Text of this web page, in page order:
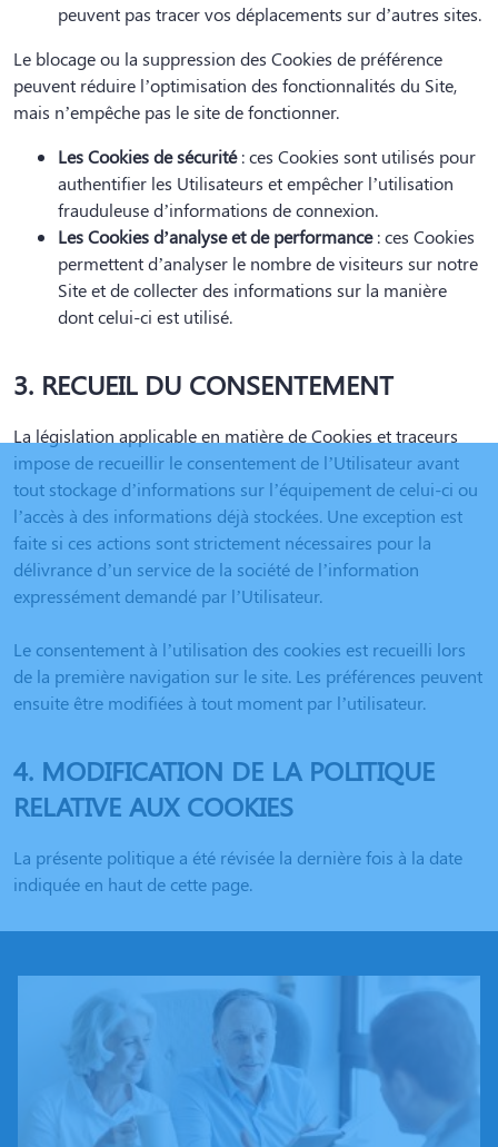
peuvent pas tracer vos déplacements sur d’autres sites.
Le blocage ou la suppression des Cookies de préférence
peuvent réduire l’optimisation des fonctionnalités du Site,
mais n’empêche pas le site de fonctionner.
Les Cookies de sécurité: ces Cookies sont utilisés pour
authentifier les Utilisateurs et empêcher l’utilisation
frauduleuse d’informations de connexion.
Les Cookies d’analyse et de performance: ces Cookies
permettent d’analyser le nombre de visiteurs sur notre
Site et de collecter des informations sur la manière
dont celui-ci est utilisé.
3. RECUEIL DU CONSENTEMENT
La législation applicable en matière de Cookies et traceurs
impose de recueillir le consentement de l’Utilisateur avant
tout stockage d’informations sur l’équipement de celui-ci ou
l’accès à des informations déjà stockées. Une exception est
faite si ces actions sont strictement nécessaires pour la
délivrance d’un service de la société de l’information
expressément demandé par l’Utilisateur.
Le consentement à l’utilisation des cookies est recueilli lors
de la première navigation sur le site. Les préférences peuvent
ensuite être modifiées à tout moment par l’utilisateur.
4. MODIFICATION DE LA POLITIQUE
RELATIVE AUX COOKIES
La présente politique a été révisée la dernière fois à la date
indiquée en haut de cette page.